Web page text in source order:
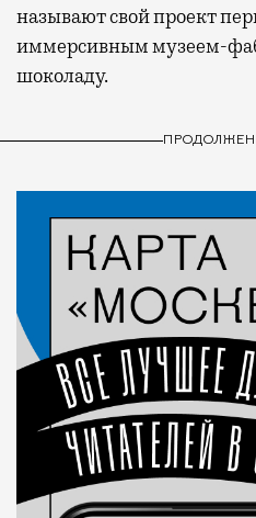
называют свой проект
иммерсивным музеем-
шоколаду.